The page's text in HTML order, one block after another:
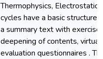
Thermophysics,
cycles have a basic structure
a summary text with
deepening of contents,
evaluation questionnaires .